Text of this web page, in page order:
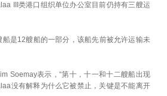
III类港口组织单位办公室目前仍持有三艘运
是12艘船的一部分，该船先前被允许运输未
Soemay表示，“第十，十一和十二艘船出现
没有解释为什么它被禁止，关键是不能离开